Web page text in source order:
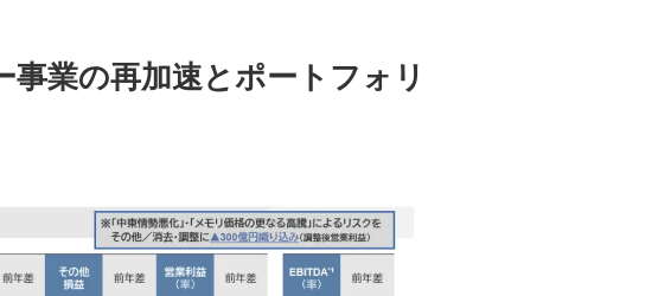
業の再加速とポートフォリ